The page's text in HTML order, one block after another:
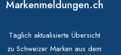
Markenmeldungen.ch
Täglich aktualisierte Übersicht
zu Schweizer Marken aus dem